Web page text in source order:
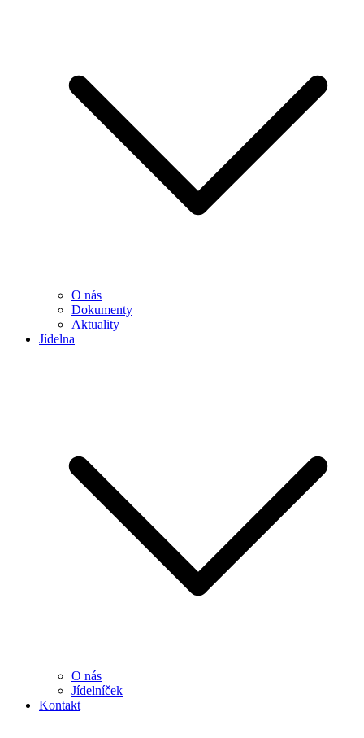
O nás
Dokumenty
Aktuality
Jídelna
O nás
Jídelníček
Kontakt